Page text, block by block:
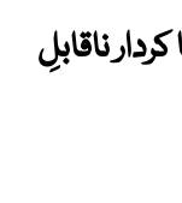
ناقابلِ